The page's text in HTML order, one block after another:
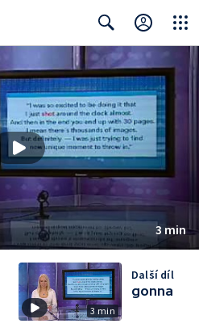
Search Close
3 min
3 min
Další díl
gonna